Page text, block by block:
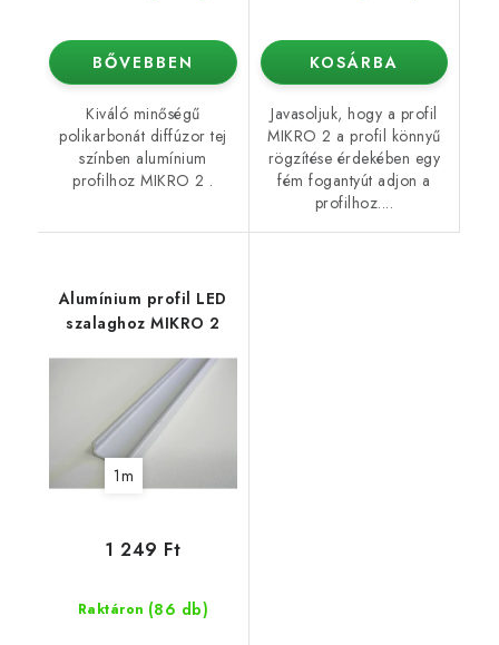
BŐVEBBEN
Kiváló minőségű
polikarbonát diffúzor tej
színben alumínium
profilhoz MIKRO 2 .
KOSÁRBA
Javasoljuk, hogy a profil
MIKRO 2 a profil könnyű
rögzítése érdekében egy
fém fogantyút adjon a
profilhoz....
Alumínium profil LED
szalaghoz MIKRO 2
1m
Raktáron (86 db)
1 249 Ft